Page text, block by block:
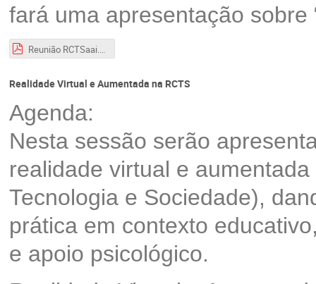
fará uma apresentação sobre
Reunião RCTSaai.pdf
Realidade Virtual e Aumentada na RCTS
Agenda:
Nesta sessão serão
realidade virtual e
Tecnologia e Sociedade),
prática em contexto
e apoio psicológico.